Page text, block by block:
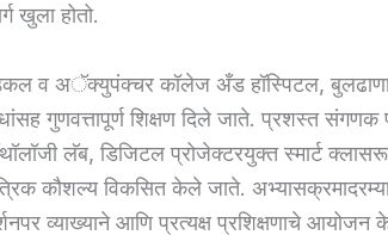
खुला होतो.
व अॅक्युपंक्चर कॉलेज अँड हॉस्पिटल, बुलढाणा या
गुणवत्तापूर्ण शिक्षण दिले जाते. प्रशस्त
लॅब, डिजिटल प्रोजेक्टरयुक्त स्मार्ट
कौशल्य विकसित केले जाते.
व्याख्याने आणि प्रत्यक्ष प्रशिक्षणाचे आयोजन